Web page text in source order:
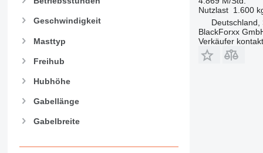
Geschwindigkeit
Masttyp
Freihub
Hubhöhe
Gabellänge
Gabelbreite
Nutzlast 1.600
Deutschland,
BlackForxx
Verkäufer